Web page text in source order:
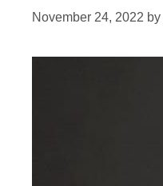
November 24, 2022 by